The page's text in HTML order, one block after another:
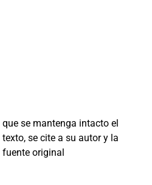
que se mantenga intacto el
texto, se cite a su autor y la
fuente original